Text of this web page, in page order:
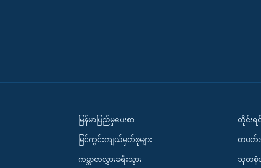
မြန်မာပြည်မှပေးစာ
မြင်ကွင်းကျယ်မှတ်စုများ
ကမ္ဘာတလွှားခရီးသွား
တိုင်းရ
တပတ်အ
သုတစုံ